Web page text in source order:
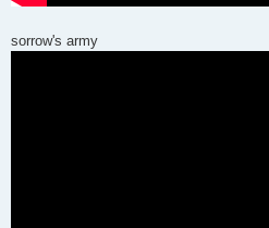
sorrow's army